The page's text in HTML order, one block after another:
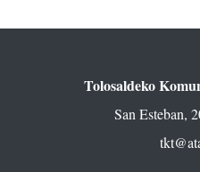
Tolosaldeko
San Esteban,